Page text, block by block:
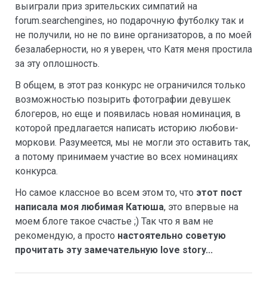
выиграли приз зрительских симпатий на
forum.searchengines, но подарочную футболку так и
не получили, но не по вине организаторов, а по моей
безалаберности, но я уверен, что Катя меня простила
за эту оплошность.
В общем, в этот раз конкурс не ограничился только
возможностью позырить фотографии девушек
блогеров, но еще и появилась новая номинация, в
которой предлагается написать историю любови-
моркови. Разумеется, мы не могли это оставить так,
а потому принимаем участие во всех номинациях
конкурса.
Но самое классное во всем этом то, что этот пост
написала моя любимая Катюша, это впервые на
моем блоге такое счастье ;) Так что я вам не
рекомендую, а просто настоятельно советую
прочитать эту замечательную love story...